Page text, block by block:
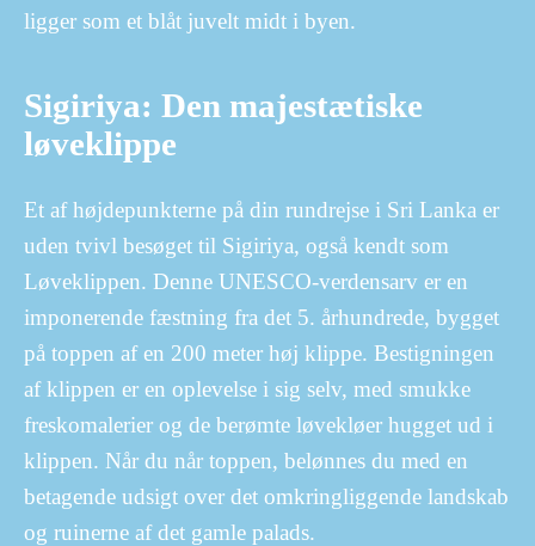
ligger som et blåt juvelt midt i byen.
Sigiriya: Den majestætiske
løveklippe
Et af højdepunkterne på din rundrejse i Sri Lanka er
uden tvivl besøget til Sigiriya, også kendt som
Løveklippen. Denne UNESCO-verdensarv er en
imponerende fæstning fra det 5. århundrede, bygget
på toppen af en 200 meter høj klippe. Bestigningen
af klippen er en oplevelse i sig selv, med smukke
freskomalerier og de berømte løvekløer hugget ud i
klippen. Når du når toppen, belønnes du med en
betagende udsigt over det omkringliggende landskab
og ruinerne af det gamle palads.